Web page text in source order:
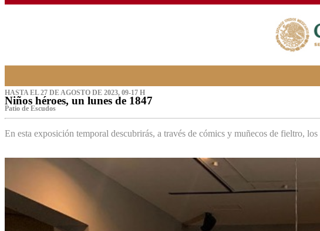
HASTA EL 27 DE AGOSTO DE 2023, 09-17 H
Niños héroes, un lunes de 1847
Patio de Escudos
En esta exposición temporal descubrirás, a través de cómics y muñecos de fieltro,